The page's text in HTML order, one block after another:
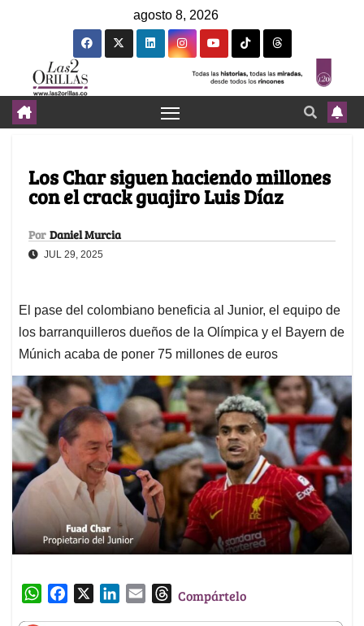
agosto 8, 2026
Los Char siguen haciendo millones
con el crack guajiro Luis Díaz
Por Daniel Murcia
JUL 29, 2025
El pase del colombiano beneficia al Junior, el equipo de
los barranquilleros dueños de la Olímpica y el Bayern de
Múnich acaba de poner 75 millones de euros
W
TCompártelo